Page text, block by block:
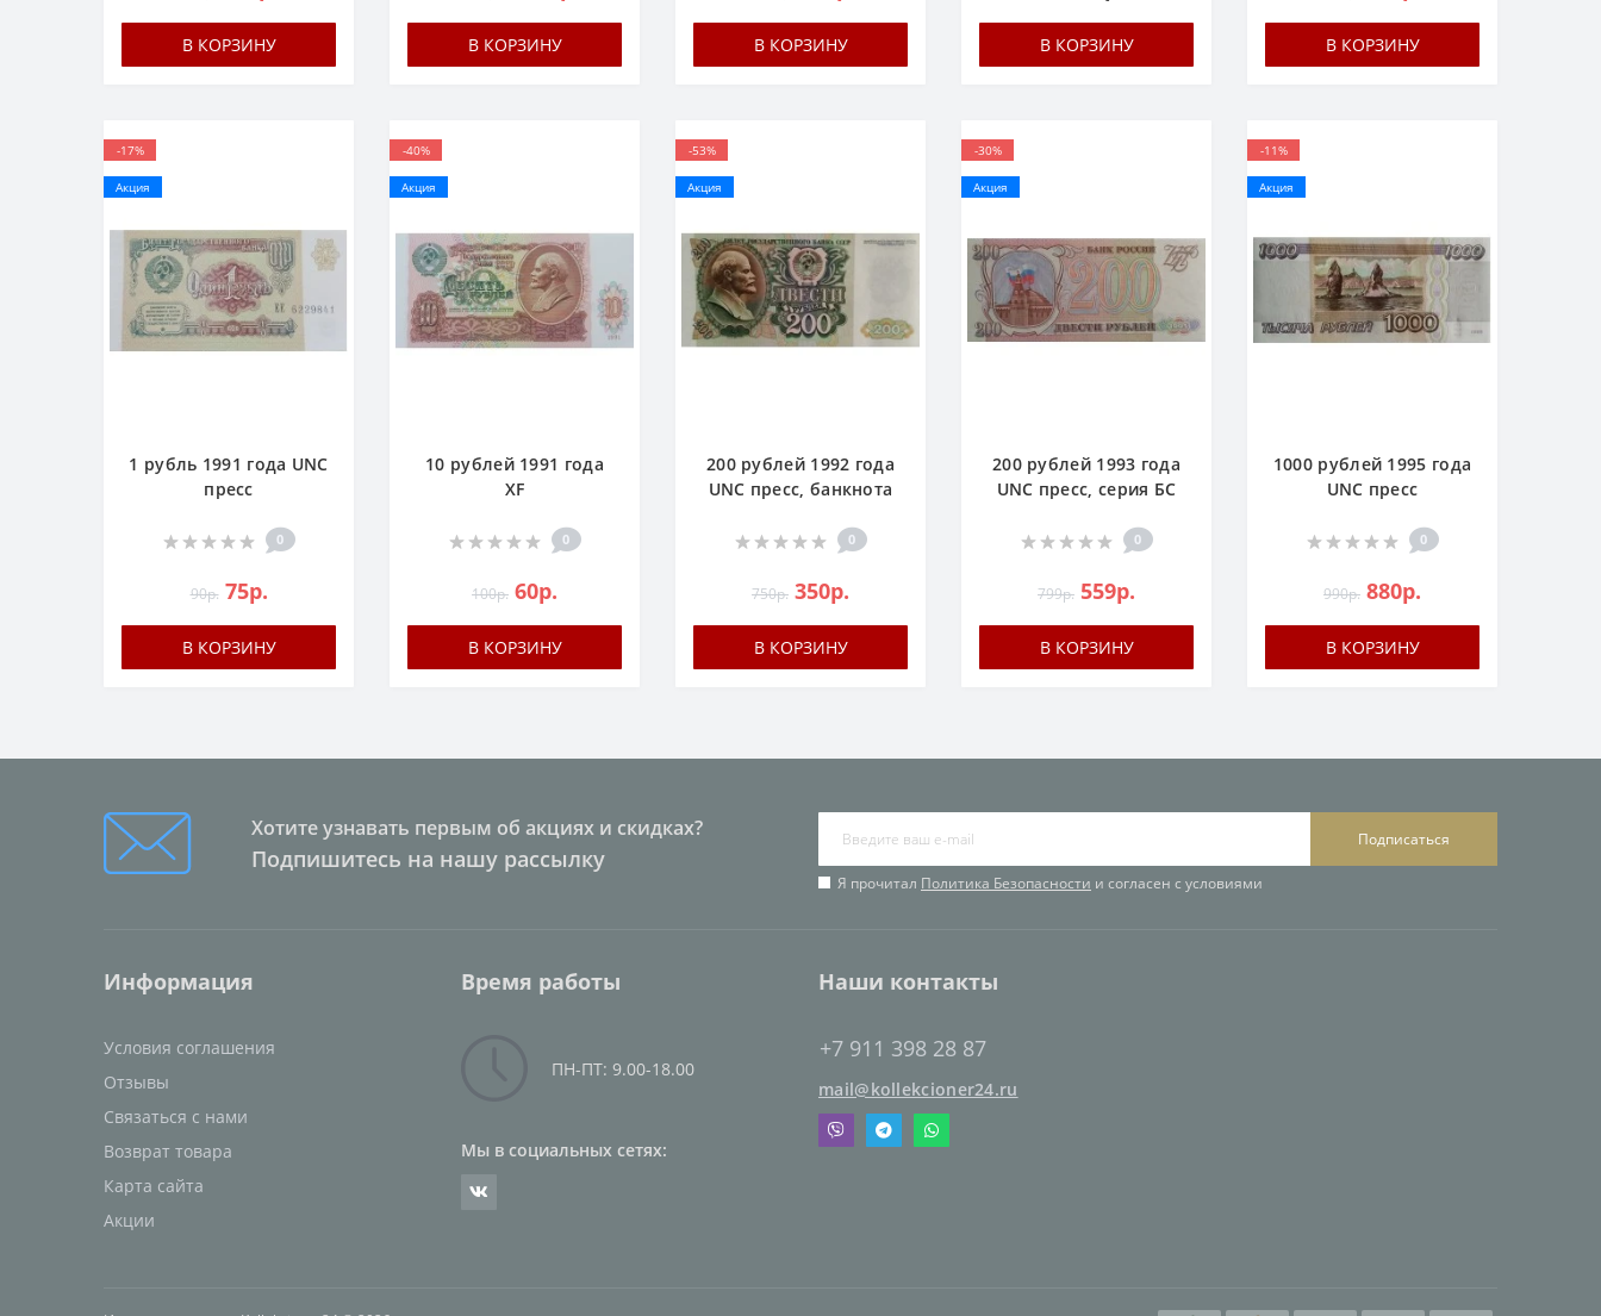
В КОРЗИНУ В КОРЗИНУ В КОРЗИНУ В КОРЗИНУ В КОРЗИНУ
-17%
Акция
1 рубль 1991 года UNC
пресс
0
90р. 75р.
В КОРЗИНУ
-40%
Акция
10 рублей 1991 года
XF
0
100р. 60р.
В КОРЗИНУ
-53%
Акция
200 рублей 1992 года
UNC пресс, банкнота
0
750р. 350р.
В КОРЗИНУ
-30%
Акция
200 рублей 1993 года
UNC пресс, серия БС
0
799р. 559р.
В КОРЗИНУ
-11%
Акция
1000 рублей 1995 года
UNC пресс
0
990р. 880р.
В КОРЗИНУ
Хотите узнавать первым об акциях и скидках?
Подпишитесь на нашу рассылку
Подписаться
Я прочитал Политика Безопасности и согласен с условиями
Информация
Условия соглашения
Отзывы
Связаться с нами
Возврат товара
Карта сайта
Акции
Время работы
ПН-ПТ: 9.00-18.00
Мы в социальных сетях:
Наши контакты
+7 911 398 28 87
mail@kollekcioner24.ru